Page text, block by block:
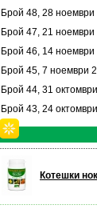
Брой 48, 28 ноември
Брой 47, 21 ноември
Брой 46, 14 ноември
Брой 45, 7 ноември
Брой 44, 31
Брой 43, 24
Котешки